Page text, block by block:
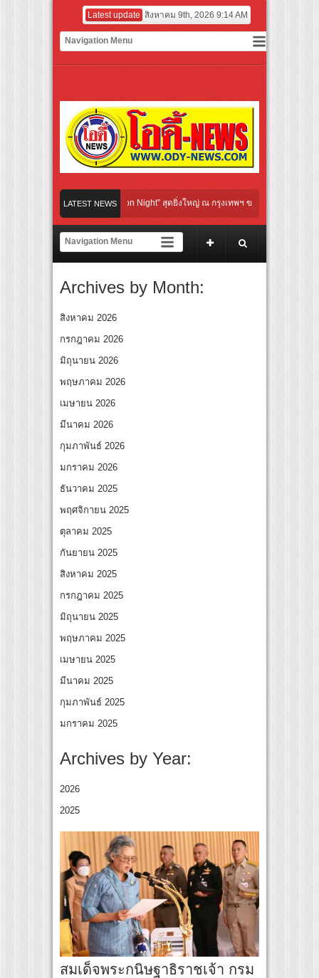
Latest update สิงหาคม 9th, 2026 9:14 AM
LATEST NEWS
Communication Night” สุดยิ่งใหญ่ ณ กรุงเทพฯ ขนทัพศิลปินชั้นนำ พร้อมกาล่าไนท์
โรบิกสุดมันส์ ในกิจกรรม “EM-ROBIC DANCE FOR MOM @BENCHASIRI PARK
ห่งปีจาก NUUI Starathon 8.8 “บอส-โนอึล” เปิดประเดิมเคะ-เมะ สุดเซอร์ไพร้ส์วันแ
ใหม่ในวงการการศึกษา เปิดตัว “SCA PLUS” แพลตฟอร์มการเรียนรู้ “Creative Arts
อดการลงทุนในธุรกิจการศึกษากว่า 100 ล้านบาท
ทางจาการ์ตา-กรุงเทพฯ เสริม Air Connectivity ดึงนักท่องเที่ยวคุณภาพจากอินโดนีเซี
Communication Night” สุดยิ่งใหญ่ ณ กรุงเทพฯ ขนทัพศิลปินชั้นนำ พร้อมกาล่าไนท์
Archives by Month:
สิงหาคม 2026
กรกฎาคม 2026
มิถุนายน 2026
พฤษภาคม 2026
เมษายน 2026
มีนาคม 2026
กุมภาพันธ์ 2026
มกราคม 2026
ธันวาคม 2025
พฤศจิกายน 2025
ตุลาคม 2025
กันยายน 2025
สิงหาคม 2025
กรกฎาคม 2025
มิถุนายน 2025
พฤษภาคม 2025
เมษายน 2025
มีนาคม 2025
กุมภาพันธ์ 2025
มกราคม 2025
Archives by Year:
2026
2025
สมเด็จพระกนิษฐาธิราชเจ้า กรม